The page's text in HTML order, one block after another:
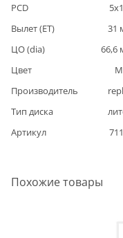
PCD
5x
Вылет (ET)
31
ЦО (dia)
66,6
Цвет
Производитель
Тип диска
Артикул
Похожие товары